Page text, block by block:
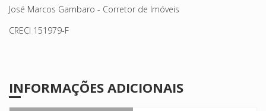
José Marcos Gambaro - Corretor de Imóveis
CRECI 151979-F
INFORMAÇÕES ADICIONAIS